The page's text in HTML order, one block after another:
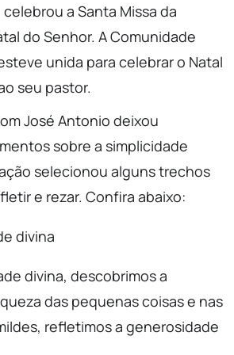
a Santa Missa da
do Senhor. A Comunidade
unida para celebrar o Natal
seu pastor.
José Antonio deixou
sobre a simplicidade
selecionou alguns trechos
e rezar. Confira abaixo:
divina
divina, descobrimos a
das pequenas coisas e nas
refletimos a generosidade